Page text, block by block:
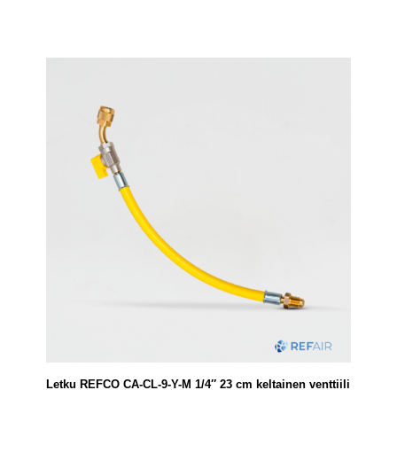
Letku REFCO CA-CL-9-Y-M 1/4″ 23 cm keltainen venttiili